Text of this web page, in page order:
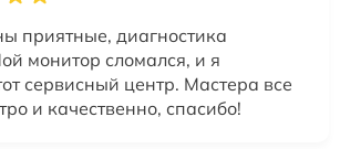
приятные, диагностика
монитор сломался, и я
сервисный центр. Мастера все
и качественно, спасибо!